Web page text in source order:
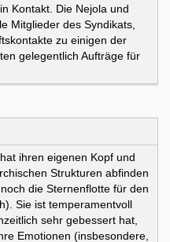
Kontakt. Die Nejola und
Mitglieder des Syndikats,
zu einigen der
gelegentlich Aufträge für
ihren eigenen Kopf und
Strukturen abfinden
die Sternenflotte für den
Sie ist temperamentvoll
sehr gebessert hat,
Emotionen (insbesondere,